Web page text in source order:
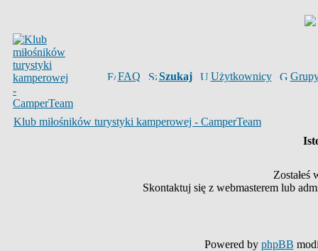
FAQ Szukaj Użytkownicy
Klub miłośników turystyki kamperowej - CamperTeam
Zostałeś
Skontaktuj się z webmasterem lub
Powered by phpBB